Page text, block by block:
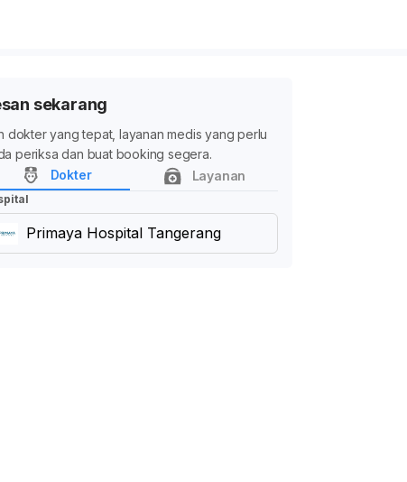
sekarang
dokter yang tepat, layanan medis yang perlu
periksa dan buat booking segera.
Dokter
Layanan